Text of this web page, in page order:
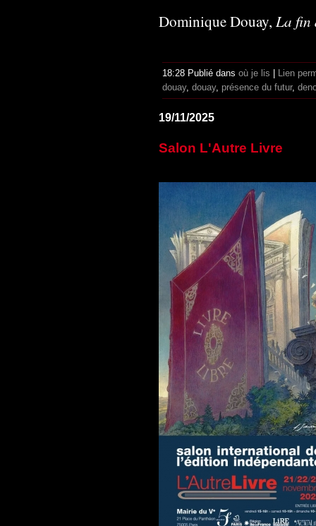
Dominique Douay, La fin
18:28 Publié dans où je lis
Lien
douay, douay, présence du futur,
19/11/2025
Salon L'Autre Livre